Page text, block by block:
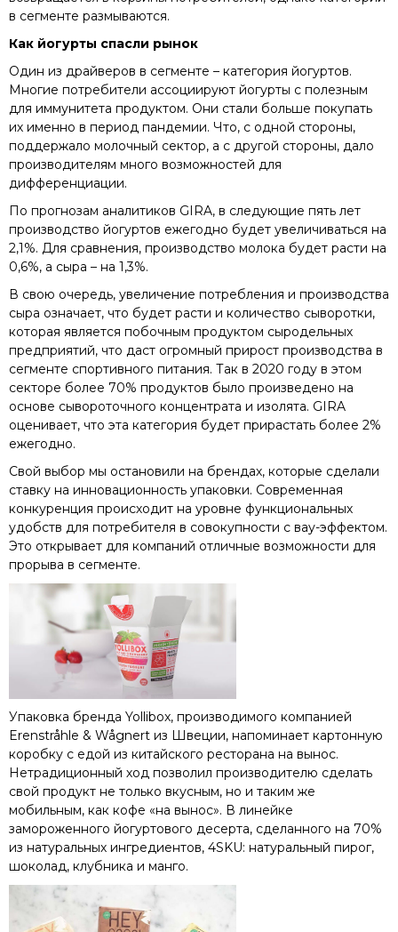
в сегменте размываются.
Как йогурты спасли рынок
Один из драйверов в сегменте – категория йогуртов.
Многие потребители ассоциируют йогурты с полезным
для иммунитета продуктом. Они стали больше покупать
их именно в период пандемии. Что, с одной стороны,
поддержало молочный сектор, а с другой стороны, дало
производителям много возможностей для
дифференциации.
По прогнозам аналитиков GIRA, в следующие пять лет
производство йогуртов ежегодно будет увеличиваться на
2,1%. Для сравнения, производство молока будет расти на
0,6%, а сыра – на 1,3%.
В свою очередь, увеличение потребления и производства
сыра означает, что будет расти и количество сыворотки,
которая является побочным продуктом сыродельных
предприятий, что даст огромный прирост производства в
сегменте спортивного питания. Так в 2020 году в этом
секторе более 70% продуктов было произведено на
основе сывороточного концентрата и изолята. GIRA
оценивает, что эта категория будет прирастать более 2%
ежегодно.
Свой выбор мы остановили на брендах, которые сделали
ставку на инновационность упаковки. Современная
конкуренция происходит на уровне функциональных
удобств для потребителя в совокупности с вау-эффектом.
Это открывает для компаний отличные возможности для
прорыва в сегменте.
Упаковка бренда Yollibox, производимого компанией
Erenstråhle & Wågnert из Швеции, напоминает картонную
коробку с едой из китайского ресторана на вынос.
Нетрадиционный ход позволил производителю сделать
свой продукт не только вкусным, но и таким же
мобильным, как кофе «на вынос». В линейке
замороженного йогуртового десерта, сделанного на 70%
из натуральных ингредиентов, 4SKU: натуральный пирог,
шоколад, клубника и манго.